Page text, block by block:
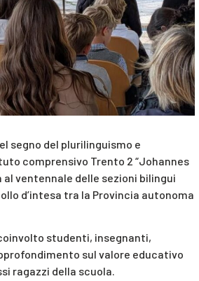
segno del plurilinguismo e
comprensivo Trento 2 “Johannes
ventennale delle sezioni bilingui
d’intesa tra la Provincia autonoma
studenti, insegnanti,
sul valore educativo
ragazzi della scuola.